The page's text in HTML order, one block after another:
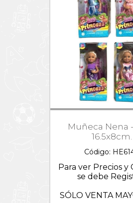
Muñeca Nena
16.5x8cm.
Código:
Para ver Precios y
se debe
SÓLO VENTA